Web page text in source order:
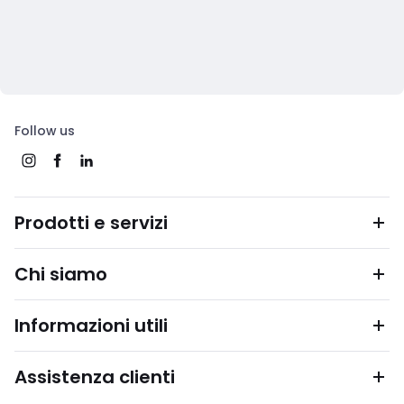
Follow us
Prodotti e servizi
Chi siamo
Informazioni utili
Assistenza clienti